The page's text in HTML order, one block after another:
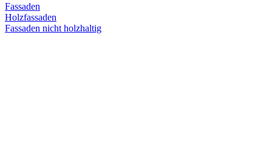
Fassaden
Holzfassaden
Fassaden nicht holzhaltig